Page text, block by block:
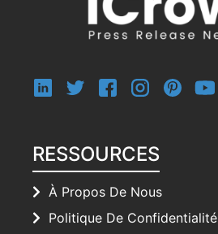
RESSOURCES
À Propos De Nous
Politique De Confidentialité